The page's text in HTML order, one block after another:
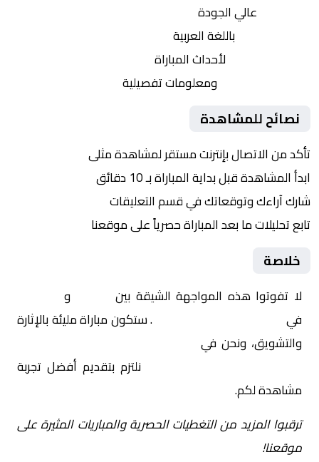
عالي الجودة
باللغة العربية
لأحداث المباراة
ومعلومات تفصيلية
نصائح للمشاهدة
تأكد من الاتصال بإنترنت مستقر لمشاهدة مثلى
ابدأ المشاهدة قبل بداية المباراة بـ 10 دقائق
شارك آراءك وتوقعاتك في قسم التعليقات
تابع تحليلات ما بعد المباراة حصرياً على موقعنا
خلاصة
لا تفوتوا هذه المواجهة الشيقة بين و
في
. ستكون مباراة مليئة بالإثارة
والتشويق، ونحن في
نلتزم بتقديم أفضل تجربة
مشاهدة لكم.
ترقبوا المزيد من التغطيات الحصرية والمباريات المثيرة على
موقعنا!